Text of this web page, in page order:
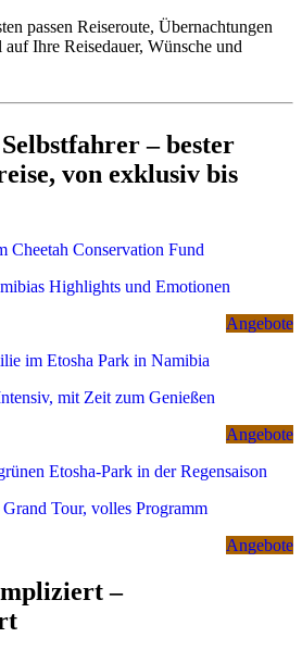
passen Reiseroute, Übernachtungen
Ihre Reisedauer, Wünsche und
– bester
von exklusiv bis
Highlights und Emotionen
Angebote
mit Zeit zum Genießen
Angebote
Tour, volles Programm
Angebote
–